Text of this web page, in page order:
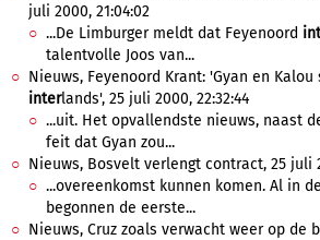
juli 2000, 21:04:02
...De Limburger meldt dat Feyenoord
talentvolle Joos van...
Nieuws, Feyenoord Krant: 'Gyan en
interlands', 25 juli 2000, 22:32:44
...uit. Het opvallendste nieuws, naast
feit dat Gyan zou...
Nieuws, Bosvelt verlengt contract, 25 juli
...overeenkomst kunnen komen. Al in
begonnen de eerste...
Nieuws, Cruz zoals verwacht weer op de